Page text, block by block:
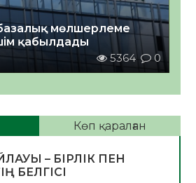
мөлшерлеме
қабылдады
5364 0
Көп қаралған
– БІРЛІК ПЕН
БЕЛГІСІ